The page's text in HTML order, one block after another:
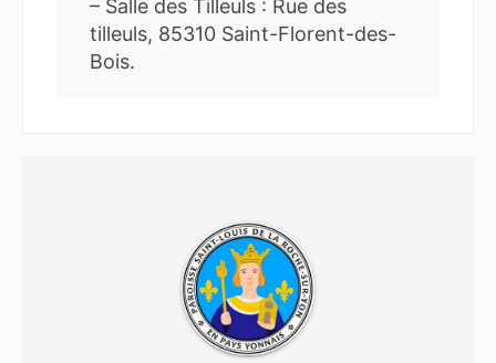
– Salle des Tilleuls : Rue des
tilleuls, 85310 Saint-Florent-des-
Bois.